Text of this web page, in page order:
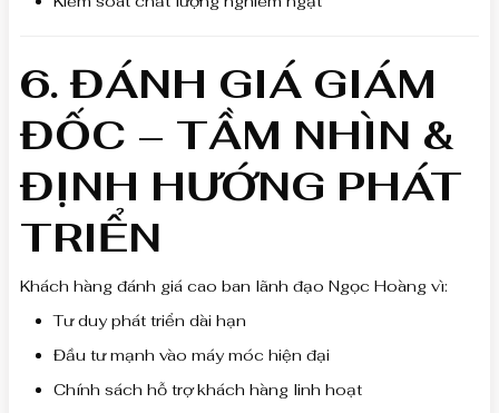
6. ĐÁNH GIÁ GIÁM
ĐỐC – TẦM NHÌN &
ĐỊNH HƯỚNG PHÁT
TRIỂN
Khách hàng đánh giá cao ban lãnh đạo Ngọc Hoàng vì:
Tư duy phát triển dài hạn
Đầu tư mạnh vào máy móc hiện đại
Chính sách hỗ trợ khách hàng linh hoạt